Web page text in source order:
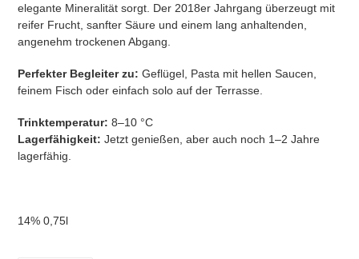
elegante Mineralität sorgt. Der 2018er Jahrgang überzeugt mit
reifer Frucht, sanfter Säure und einem lang anhaltenden,
angenehm trockenen Abgang.
Perfekter Begleiter zu: Geflügel, Pasta mit hellen Saucen,
feinem Fisch oder einfach solo auf der Terrasse.
Trinktemperatur: 8–10 °C
Lagerfähigkeit: Jetzt genießen, aber auch noch 1–2 Jahre
lagerfähig.
14% 0,75l